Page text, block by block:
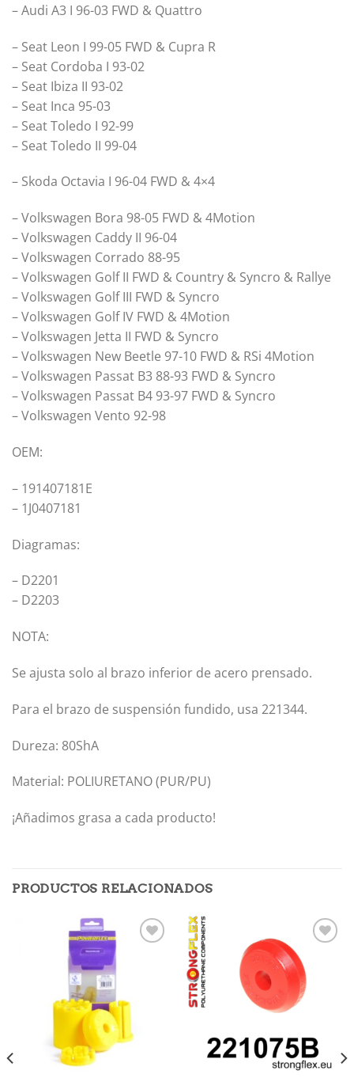
– Audi A3 I 96-03 FWD & Quattro
– Seat Leon I 99-05 FWD & Cupra R
– Seat Cordoba I 93-02
– Seat Ibiza II 93-02
– Seat Inca 95-03
– Seat Toledo I 92-99
– Seat Toledo II 99-04
– Skoda Octavia I 96-04 FWD & 4×4
– Volkswagen Bora 98-05 FWD & 4Motion
– Volkswagen Caddy II 96-04
– Volkswagen Corrado 88-95
– Volkswagen Golf II FWD & Country & Syncro & Rallye
– Volkswagen Golf III FWD & Syncro
– Volkswagen Golf IV FWD & 4Motion
– Volkswagen Jetta II FWD & Syncro
– Volkswagen New Beetle 97-10 FWD & RSi 4Motion
– Volkswagen Passat B3 88-93 FWD & Syncro
– Volkswagen Passat B4 93-97 FWD & Syncro
– Volkswagen Vento 92-98
OEM:
– 191407181E
– 1J0407181
Diagramas:
– D2201
– D2203
NOTA:
Se ajusta solo al brazo inferior de acero prensado.
Para el brazo de suspensión fundido, usa 221344.
Dureza: 80ShA
Material: POLIURETANO (PUR/PU)
¡Añadimos grasa a cada producto!
PRODUCTOS RELACIONADOS
lista de
deseos